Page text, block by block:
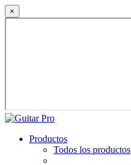
×
Productos
Todos los productos